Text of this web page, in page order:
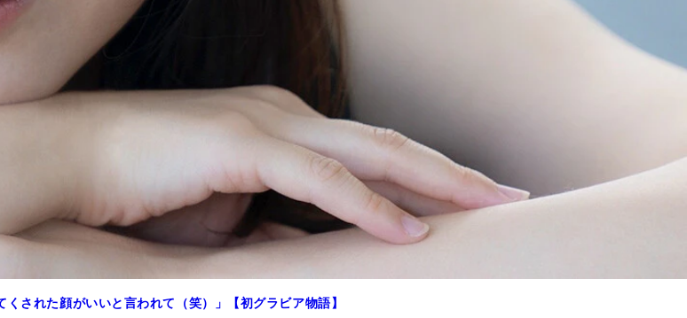
された顔がいいと言われて（笑）」【初グラビア物語】